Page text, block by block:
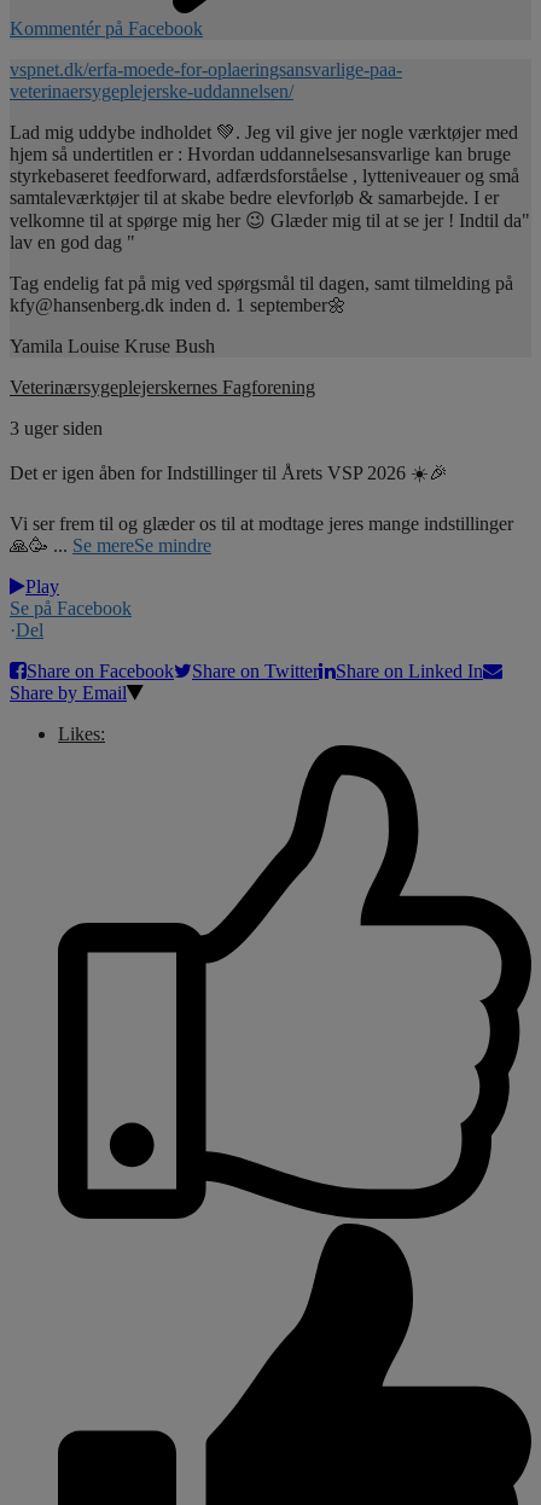
Kommentér på Facebook
vspnet.dk/erfa-moede-for-oplaeringsansvarlige-paa-
veterinaersygeplejerske-uddannelsen/
Lad mig uddybe indholdet 💚. Jeg vil give jer nogle værktøjer med
hjem så undertitlen er : Hvordan uddannelsesansvarlige kan bruge
styrkebaseret feedforward, adfærdsforståelse , lytteniveauer og små
samtaleværktøjer til at skabe bedre elevforløb & samarbejde. I er
velkomne til at spørge mig her 😉 Glæder mig til at se jer ! Indtil da"
lav en god dag "
Tag endelig fat på mig ved spørgsmål til dagen, samt tilmelding på
kfy@hansenberg.dk inden d. 1 september🌼
Yamila Louise Kruse Bush
Veterinærsygeplejerskernes Fagforening
3 uger siden
Det er igen åben for Indstillinger til Årets VSP 2026 ☀️🎉
Vi ser frem til og glæder os til at modtage jeres mange indstillinger
🙏🥳 ... Se mereSe mindre
Play
Se på Facebook
·Del
Share on Facebook
Share on Twitter
Share on Linked In
Share by Email
Likes: